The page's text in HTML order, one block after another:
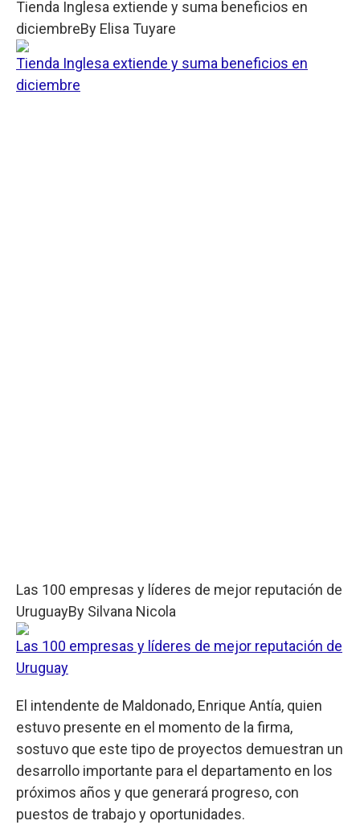
Tienda Inglesa extiende y suma beneficios en
diciembreBy Elisa Tuyare
Tienda Inglesa extiende y suma beneficios en
diciembre
Las 100 empresas y líderes de mejor reputación de
UruguayBy Silvana Nicola
Las 100 empresas y líderes de mejor reputación de
Uruguay
El intendente de Maldonado, Enrique Antía, quien
estuvo presente en el momento de la firma,
sostuvo que este tipo de proyectos demuestran un
desarrollo importante para el departamento en los
próximos años y que generará progreso, con
puestos de trabajo y oportunidades.